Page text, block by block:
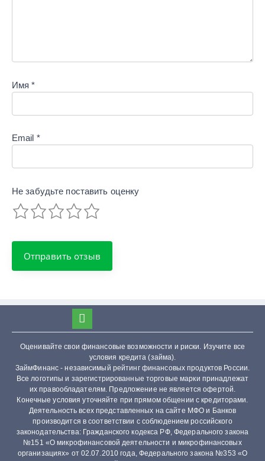
Имя*
Email *
Не забудьте поставить оценку
Оценивайте свои финансовые возможности и риски. Изучите все
условия кредита (займа).
ЗаймФинанс - независимый рейтинг финансовых продуктов России.
Все логотипы и зарегистрированные торговые марки принадлежат
их правообладателям. Предложение не является офертой.
Конечные условия уточняйте при прямом общении с кредиторами.
Деятельность всех представленных на сайте МФО и Банков
производится в соответствии с соблюдением российского
законодательства: Гражданского кодекса РФ, Федерального закона
№151 «О микрофинансовой деятельности и микрофинансовых
организациях» от 02.07.2010 года, Федерального закона №353 «О